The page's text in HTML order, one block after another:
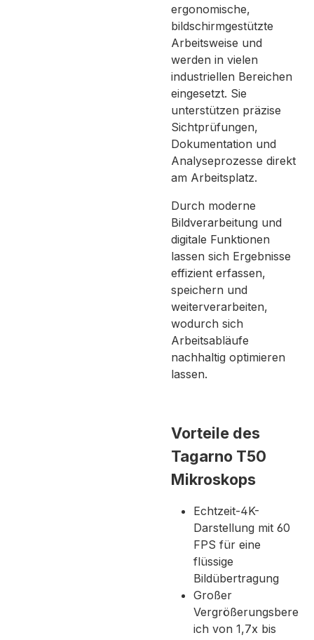
ergonomische,
bildschirmgestützte
Arbeitsweise und
werden in vielen
industriellen Bereichen
eingesetzt. Sie
unterstützen präzise
Sichtprüfungen,
Dokumentation und
Analyseprozesse direkt
am Arbeitsplatz.
Durch moderne
Bildverarbeitung und
digitale Funktionen
lassen sich Ergebnisse
effizient erfassen,
speichern und
weiterverarbeiten,
wodurch sich
Arbeitsabläufe
nachhaltig optimieren
lassen.
Vorteile des
Tagarno T50
Mikroskops
Echtzeit-4K-
Darstellung mit 60
FPS für eine
flüssige
Bildübertragung
Großer
Vergrößerungsbere
ich von 1,7x bis